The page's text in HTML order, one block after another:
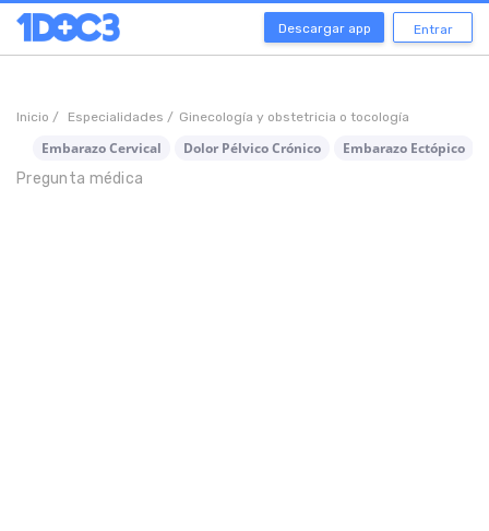
Descargar app Entrar
Inicio / Especialidades / Ginecología y obstetricia o tocología
Embarazo Cervical Dolor Pélvico Crónico Embarazo Ectópico
Pregunta médica